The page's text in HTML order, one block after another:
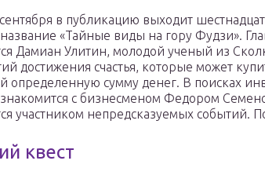
в публикацию выходит
«Тайные виды на гору Фудзи».
Дамиан Улитин, молодой ученый из
достижения счастья, которые может
определенную сумму денег. В поисках
с бизнесменом Федором
участником непредсказуемых событий.
квест